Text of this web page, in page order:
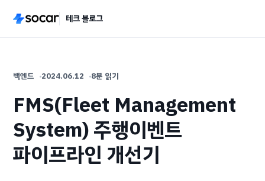
테크 블로그
백엔드 2024.06.12 8분 읽기
FMS(Fleet Management
System) 주행이벤트
파이프라인 개선기